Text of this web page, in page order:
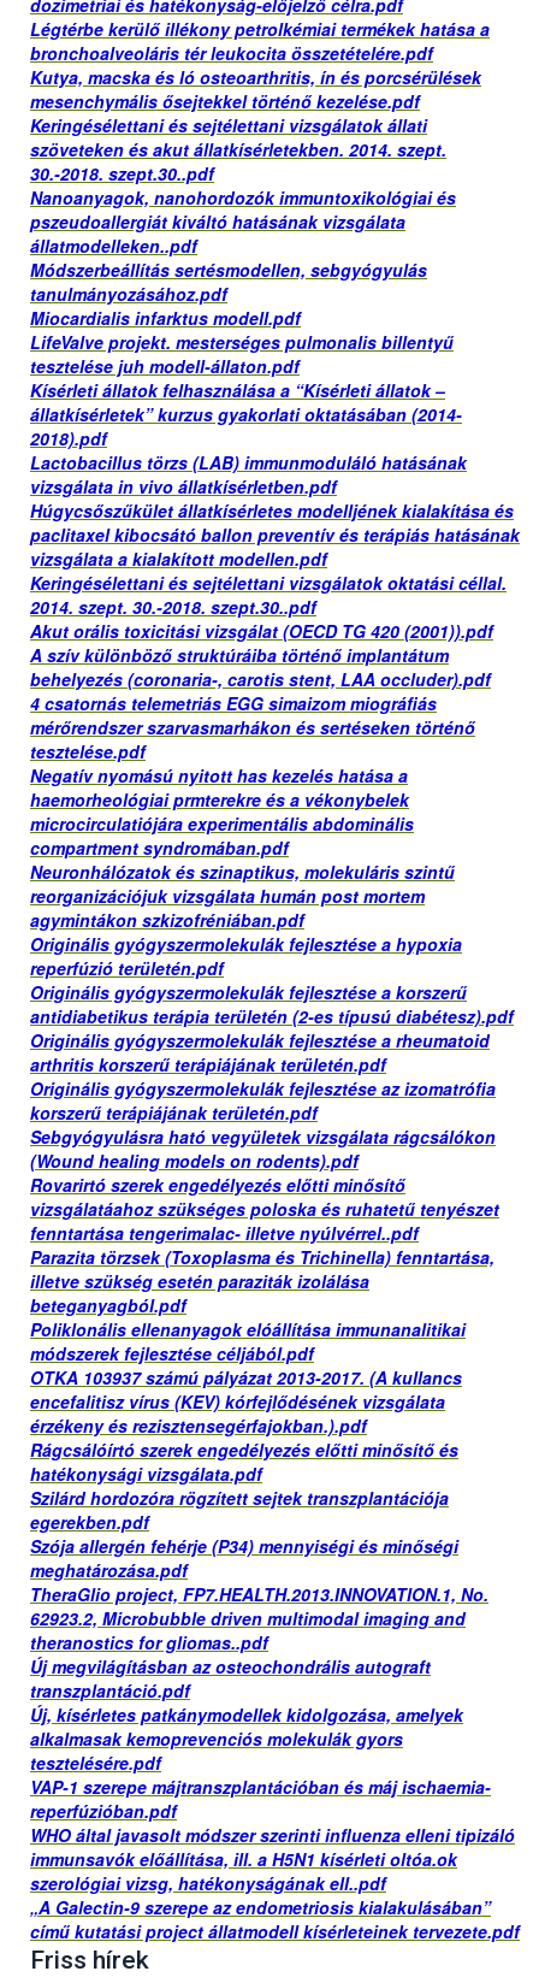
dozimetriai és hatékonyság-előjelző célra.pdf
Légtérbe kerülő illékony petrolkémiai termékek hatása a
bronchoalveoláris tér leukocita összetételére.pdf
Kutya, macska és ló osteoarthritis, ín és porcsérülések
mesenchymális ősejtekkel történő kezelése.pdf
Keringésélettani és sejtélettani vizsgálatok állati
szöveteken és akut állatkísérletekben. 2014. szept.
30.-2018. szept.30..pdf
Nanoanyagok, nanohordozók immuntoxikológiai és
pszeudoallergiát kiváltó hatásának vizsgálata
állatmodelleken..pdf
Módszerbeállítás sertésmodellen, sebgyógyulás
tanulmányozásához.pdf
Miocardialis infarktus modell.pdf
LifeValve projekt. mesterséges pulmonalis billentyű
tesztelése juh modell-állaton.pdf
Kísérleti állatok felhasználása a “Kísérleti állatok –
állatkísérletek” kurzus gyakorlati oktatásában (2014-
2018).pdf
Lactobacillus törzs (LAB) immunmoduláló hatásának
vizsgálata in vivo állatkísérIetben.pdf
Húgycsőszűkület állatkísérletes modelljének kialakítása és
paclitaxel kibocsátó ballon preventív és terápiás hatásának
vizsgálata a kialakított modellen.pdf
Keringésélettani és sejtélettani vizsgálatok oktatási céllal.
2014. szept. 30.-2018. szept.30..pdf
Akut orális toxicitási vizsgálat (OECD TG 420 (2001)).pdf
A szív különböző struktúráiba történő implantátum
behelyezés (coronaria-, carotis stent, LAA occluder).pdf
4 csatornás telemetriás EGG simaizom miográfiás
mérőrendszer szarvasmarhákon és sertéseken történő
tesztelése.pdf
Negatív nyomású nyitott has kezelés hatása a
haemorheológiai prmterekre és a vékonybelek
microcirculatiójára experimentális abdominális
compartment syndromában.pdf
Neuronhálózatok és szinaptikus, molekuláris szintű
reorganizációjuk vizsgálata humán post mortem
agymintákon szkizofréniában.pdf
Originális gyógyszermolekulák fejlesztése a hypoxia
reperfúzió területén.pdf
Originális gyógyszermolekulák fejlesztése a korszerű
antidiabetikus terápia területén (2-es típusú diabétesz).pdf
Originális gyógyszermolekulák fejlesztése a rheumatoid
arthritis korszerű terápiájának területén.pdf
Originális gyógyszermolekulák fejlesztése az izomatrófia
korszerű terápiájának területén.pdf
Sebgyógyulásra ható vegyületek vizsgálata rágcsálókon
(Wound healing models on rodents).pdf
Rovarirtó szerek engedélyezés előtti minősítő
vizsgálatáahoz szükséges poloska és ruhatetű tenyészet
fenntartása tengerimalac- illetve nyúlvérrel..pdf
Parazita törzsek (Toxoplasma és Trichinella) fenntartása,
illetve szükség esetén paraziták izolálása
beteganyagból.pdf
Poliklonális ellenanyagok elóállítása immunanalitikai
módszerek fejlesztése céljából.pdf
OTKA 103937 számú pályázat 2013-2017. (A kullancs
encefalitisz vírus (KEV) kórfejlődésének vizsgálata
érzékeny és rezisztensegérfajokban.).pdf
Rágcsálóírtó szerek engedélyezés előtti minősítő és
hatékonysági vizsgálata.pdf
Szilárd hordozóra rögzített sejtek transzplantációja
egerekben.pdf
Szója allergén fehérje (P34) mennyiségi és minőségi
meghatározása.pdf
TheraGlio project, FP7.HEALTH.2013.INNOVATION.1, No.
62923.2, Microbubble driven multimodal imaging and
theranostics for gliomas..pdf
Új megvilágításban az osteochondrális autograft
transzplantáció.pdf
Új, kísérletes patkánymodellek kidolgozása, amelyek
alkalmasak kemoprevenciós molekulák gyors
tesztelésére.pdf
VAP-1 szerepe májtranszplantációban és máj ischaemia-
reperfúzióban.pdf
WHO által javasolt módszer szerinti influenza elleni tipizáló
immunsavók előállítása, ill. a H5N1 kísérleti oltóa.ok
szerológiai vizsg, hatékonyságának ell..pdf
„A Galectin-9 szerepe az endometriosis kialakulásában”
című kutatási project állatmodell kísérleteinek tervezete.pdf
Friss hírek